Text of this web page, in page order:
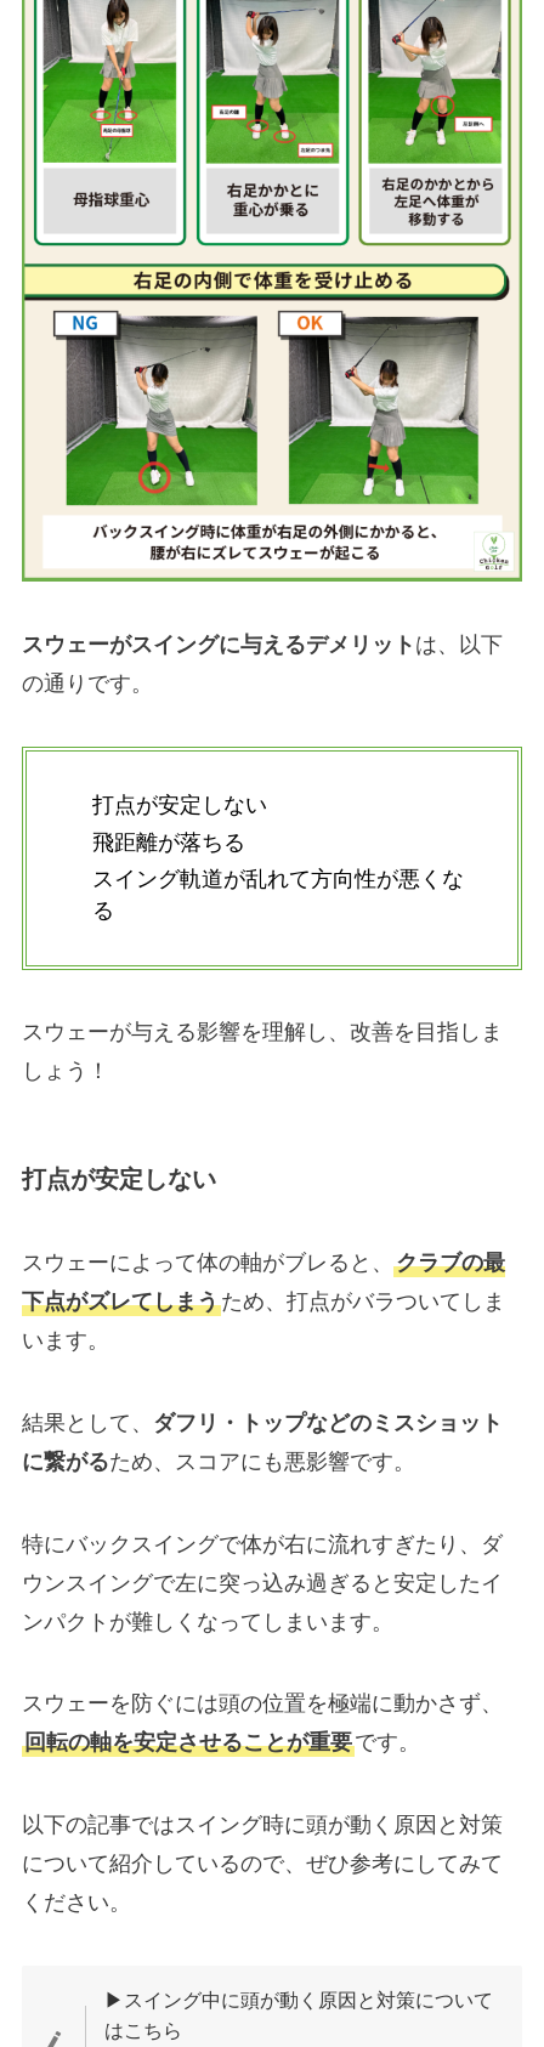
スウェーがスイングに与えるデメリット は、以下
の通りです。
打点が安定しない
飛距離が落ちる
スイング軌道が乱れて方向性が悪くな
る
スウェーが与える影響を理解し、改善を目指しま
しょう！
打点が安定しない
スウェーによって体の軸がブレると、 クラブの最
下点がズレてしまうため、打点がバラついてしま
います。
結果として、 ダフリ・トップなどのミスショット
に繋がるため、スコアにも悪影響です。
特にバックスイングで体が右に流れすぎたり、ダ
ウンスイングで左に突っ込み過ぎると安定したイ
ンパクトが難しくなってしまいます。
スウェーを防ぐには頭の位置を極端に動かさず、
回転の軸を安定させることが重要です。
以下の記事ではスイング時に頭が動く原因と対策
について紹介しているので、ぜひ参考にしてみて
ください。
▶スイング中に頭が動く原因と対策について
はこちら